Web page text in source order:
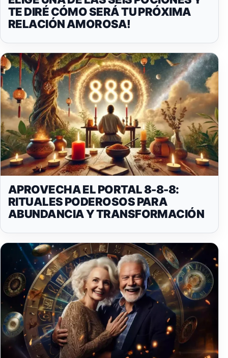
TE DIRÉ CÓMO SERÁ TU PRÓXIMA
RELACIÓN AMOROSA!
APROVECHA EL PORTAL 8-8-8:
RITUALES PODEROSOS PARA
ABUNDANCIA Y TRANSFORMACIÓN